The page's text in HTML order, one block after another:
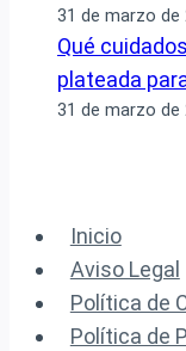
31 de marzo de
Qué
plateada
31 de marzo de
Inicio
Aviso Legal
Política de
Política de